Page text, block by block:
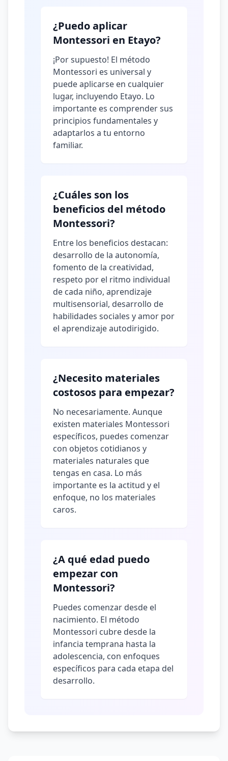
¿Puedo aplicar
Montessori en Etayo?
¡Por supuesto! El método
Montessori es universal y
puede aplicarse en cualquier
lugar, incluyendo Etayo. Lo
importante es comprender sus
principios fundamentales y
adaptarlos a tu entorno
familiar.
¿Cuáles son los
beneficios del método
Montessori?
Entre los beneficios destacan:
desarrollo de la autonomía,
fomento de la creatividad,
respeto por el ritmo individual
de cada niño, aprendizaje
multisensorial, desarrollo de
habilidades sociales y amor por
el aprendizaje autodirigido.
¿Necesito materiales
costosos para empezar?
No necesariamente. Aunque
existen materiales Montessori
específicos, puedes comenzar
con objetos cotidianos y
materiales naturales que
tengas en casa. Lo más
importante es la actitud y el
enfoque, no los materiales
caros.
¿A qué edad puedo
empezar con
Montessori?
Puedes comenzar desde el
nacimiento. El método
Montessori cubre desde la
infancia temprana hasta la
adolescencia, con enfoques
específicos para cada etapa del
desarrollo.